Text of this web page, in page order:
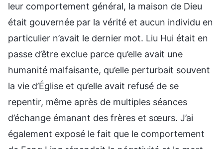
leur comportement général, la maison de Dieu
était gouvernée par la vérité et aucun individu en
particulier n’avait le dernier mot. Liu Hui était en
passe d’être exclue parce qu’elle avait une
humanité malfaisante, qu’elle perturbait souvent
la vie d’Église et qu’elle avait refusé de se
repentir, même après de multiples séances
d’échange émanant des frères et sœurs. J’ai
également exposé le fait que le comportement